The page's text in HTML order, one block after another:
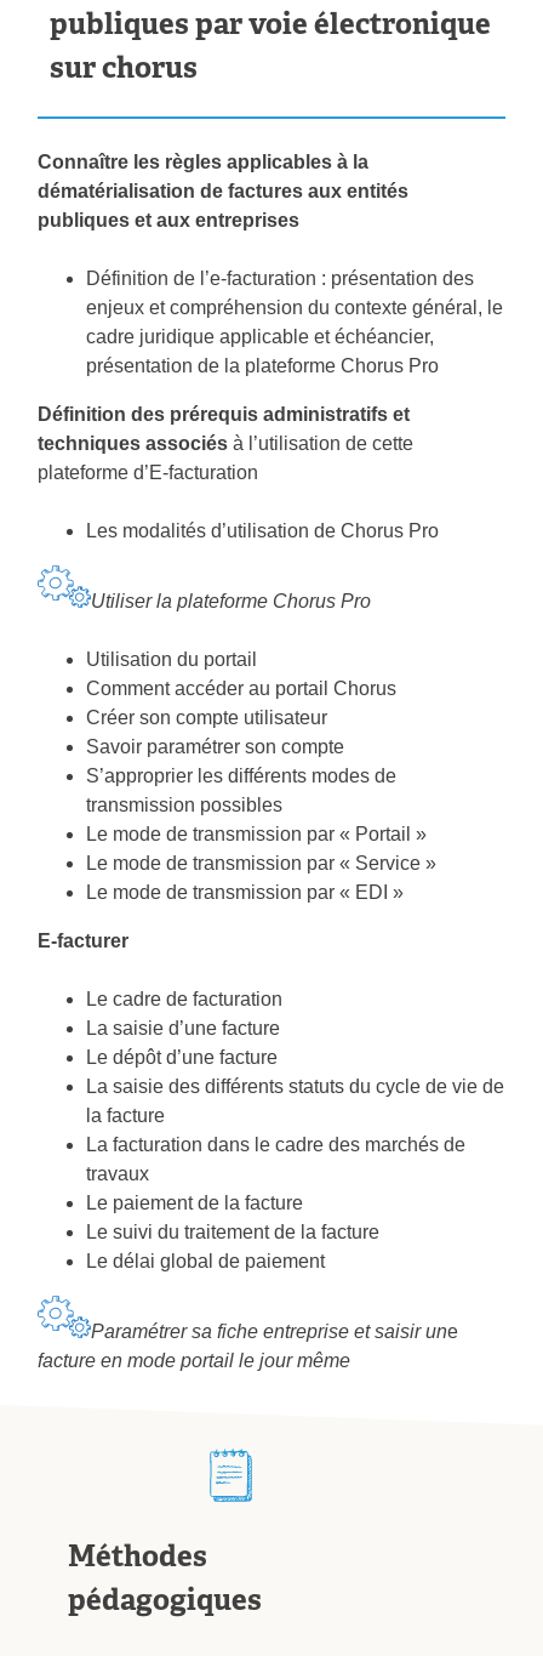
publiques par voie électronique
sur chorus
Connaître les règles applicables à la
dématérialisation de factures aux entités
publiques et aux entreprises
Définition de l’e-facturation : présentation des
enjeux et compréhension du contexte général, le
cadre juridique applicable et échéancier,
présentation de la plateforme Chorus Pro
Définition des prérequis administratifs et
techniques associésà l’utilisation de cette
plateforme d’E-facturation
Les modalités d’utilisation de Chorus Pro
Utiliser la plateforme Chorus Pro
Utilisation du portail
Comment accéder au portail Chorus
Créer son compte utilisateur
Savoir paramétrer son compte
S’approprier les différents modes de
transmission possibles
Le mode de transmission par « Portail »
Le mode de transmission par « Service »
Le mode de transmission par « EDI »
E-facturer
Le cadre de facturation
La saisie d’une facture
Le dépôt d’une facture
La saisie des différents statuts du cycle de vie de
la facture
La facturation dans le cadre des marchés de
travaux
Le paiement de la facture
Le suivi du traitement de la facture
Le délai global de paiement
Paramétrer sa fiche entreprise et saisir une
facture en mode portail le jour même
Méthodes
pédagogiques